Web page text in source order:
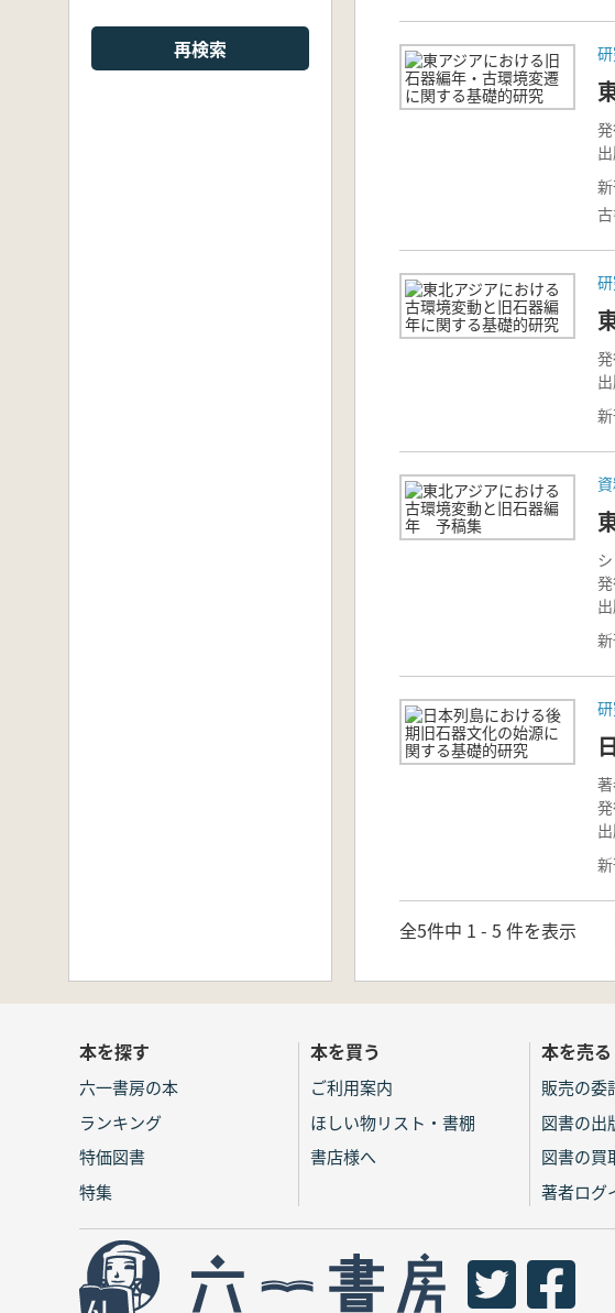
再検索
発
発
発
著
発
全5件中 1 - 5 件を表示
本を探す
六一書房の本
ランキング
特価図書
特集
本を買う
ご利用案内
ほしい物リスト・書棚
書店様へ
本を売
販売の委
図書の出
図書の買
著者ログ